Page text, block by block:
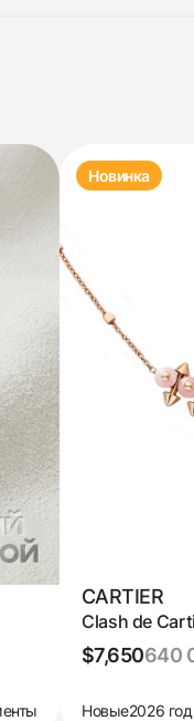
Новинка
CARTIER
Clash de
$7,650640
Новые2026 год